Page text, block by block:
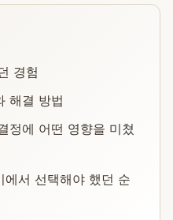
경험
해결 방법
정에 어떤 영향을 미쳤
에서 선택해야 했던 순